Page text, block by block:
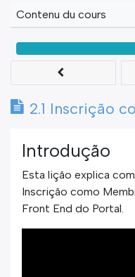
Contenu du cours
Introdução
Esta lição explica
Inscrição como
Front End do Portal.